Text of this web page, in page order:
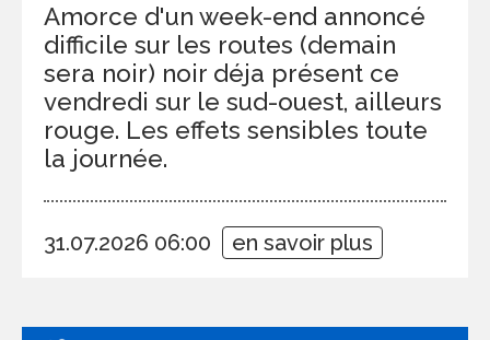
Amorce d'un week-end annoncé
difficile sur les routes (demain
sera noir) noir déja présent ce
vendredi sur le sud-ouest, ailleurs
rouge. Les effets sensibles toute
la journée.
31.07.2026 06:00 en savoir plus